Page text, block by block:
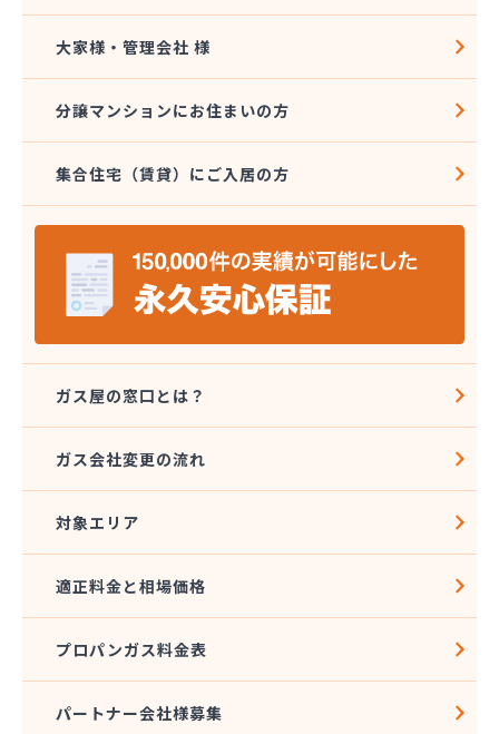
大家様・管理会社 様
分譲マンションにお住まいの方
集合住宅（賃貸）にご入居の方
ガス屋の窓口とは？
ガス会社変更の流れ
対象エリア
適正料金と相場価格
プロパンガス料金表
パートナー会社様募集